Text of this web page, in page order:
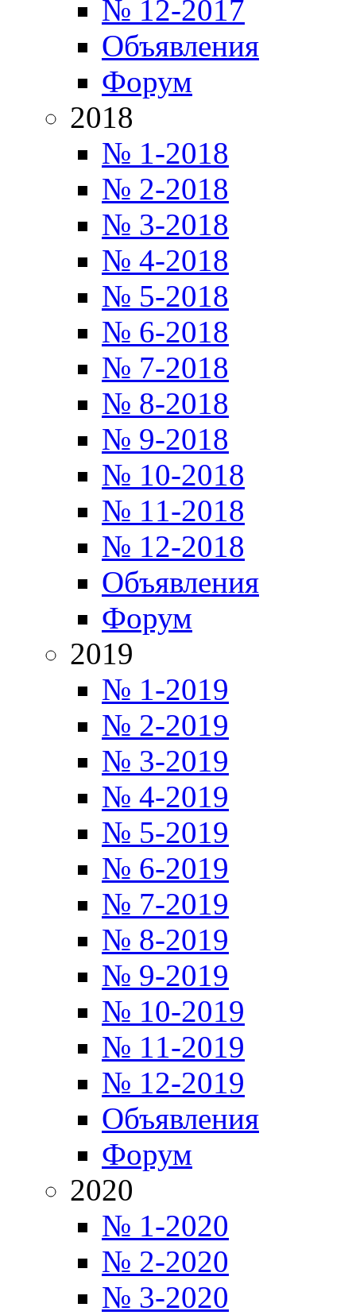
№ 12-2017
Объявления
Форум
2018
№ 1-2018
№ 2-2018
№ 3-2018
№ 4-2018
№ 5-2018
№ 6-2018
№ 7-2018
№ 8-2018
№ 9-2018
№ 10-2018
№ 11-2018
№ 12-2018
Объявления
Форум
2019
№ 1-2019
№ 2-2019
№ 3-2019
№ 4-2019
№ 5-2019
№ 6-2019
№ 7-2019
№ 8-2019
№ 9-2019
№ 10-2019
№ 11-2019
№ 12-2019
Объявления
Форум
2020
№ 1-2020
№ 2-2020
№ 3-2020